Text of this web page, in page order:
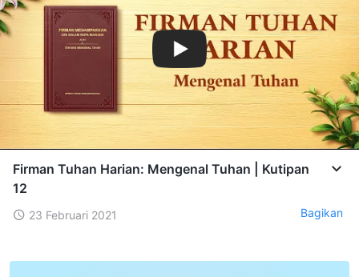
Firman Tuhan Harian: Mengenal Tuhan | Kutipan
12
23 Februari 2021 Bagikan